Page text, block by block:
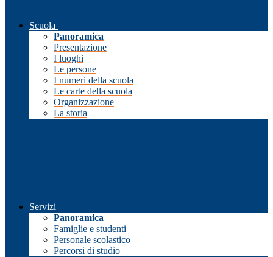
Scuola
Panoramica
Presentazione
I luoghi
Le persone
I numeri della scuola
Le carte della scuola
Organizzazione
La storia
Servizi
Panoramica
Famiglie e studenti
Personale scolastico
Percorsi di studio